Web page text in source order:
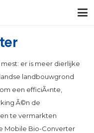
er is meer dierlijke
landbouwgrond
een efficiÃ«nte,
Ã©n de
te vermarkten
Mobile Bio-Converter